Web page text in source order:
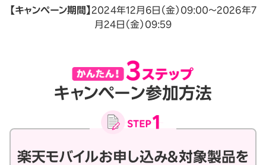
【キャンペーン期間】 2024年12月6日（金）09:00～2026年7
月24日（金）09:59
キャンペーン参加方法
楽天モバイルお申し込み＆対象製品を